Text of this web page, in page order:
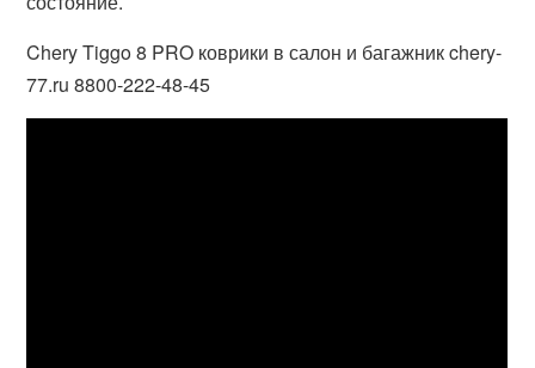
Chery Tiggo 8 PRO коврики в салон и багажник chery-
77.ru 8800-222-48-45